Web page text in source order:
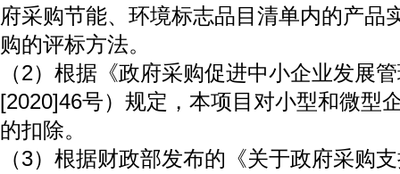
府采购节能、环境标志品目清单内的产品
购的评标方法。
（2）根据《政府采购促进中小企业发展
[2020]46号）规定，本项目对小型和微型
的扣除。
（3）根据财政部发布的《关于政府采购